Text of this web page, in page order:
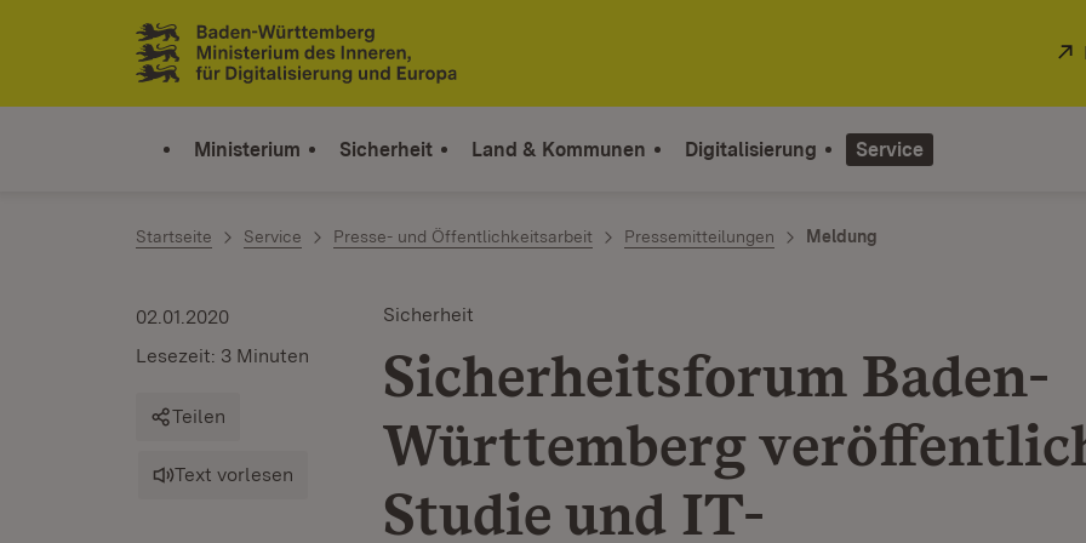
Zum Inhalt springen
Link zur Startseite
Ministerium Sicherheit Land & Kommunen Digitalisierung Service
Startseite Service Presse- und Öffentlichkeitsarbeit Pressemitteilungen Meldung
Sicherheit
Sicherheitsforum Baden-
Württemberg
Studie und IT-
02.01.2020
Lesezeit: 3 Minuten
Teilen
Text vorlesen